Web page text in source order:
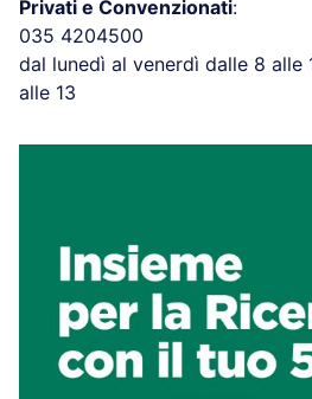
Privati e Convenzionati:
035 4204500
dal lunedì al venerdì dalle 8 alle
alle 13